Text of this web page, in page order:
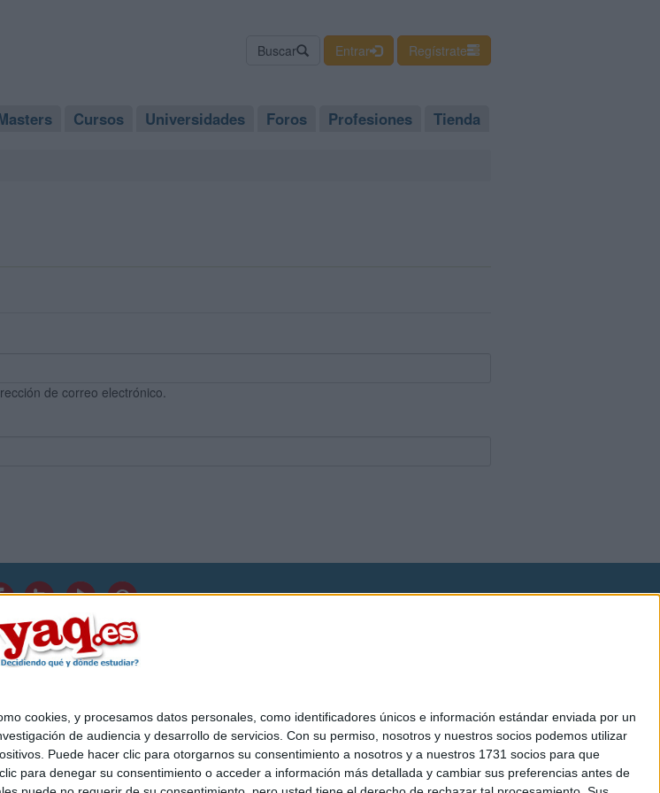
cookies, y procesamos datos personales, como identificadores únicos e información estándar enviada por un
de audiencia y desarrollo de servicios. Con su permiso, nosotros y nuestros socios podemos utilizar
Puede hacer clic para otorgarnos su consentimiento a nosotros y a nuestros 1731 socios para que
para denegar su consentimiento o acceder a información más detallada y cambiar sus preferencias antes de
Buscar Entrar Regístrate
Cursos Universidades Foros Profesiones Tienda
de correo electrónico.
somos| Contactar|Anúnciate
|Condiciones generales
de León 47 - 28006 Madrid [ESPAÑA] - Tel. +34 91 593 2767